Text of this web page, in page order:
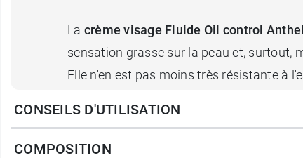
La crème visage Fluide Oil control
sensation grasse sur la peau et, surtout,
Elle n'en est pas moins très résistante à
Pour une sensation supplémentaire de
Anthelios 50+
CONSEILS D'UTILISATION
COMPOSITION